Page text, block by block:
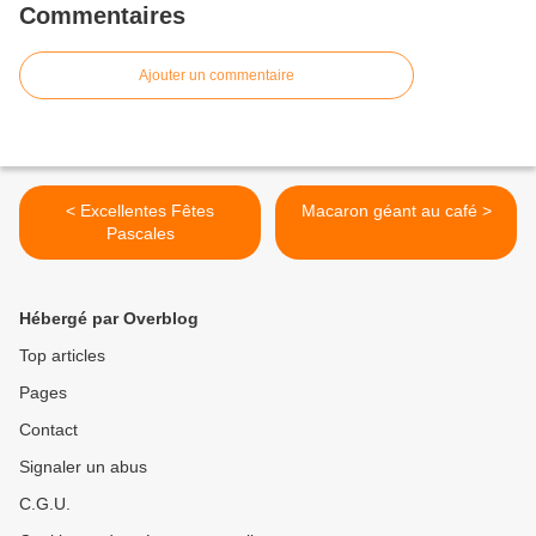
Commentaires
Ajouter un commentaire
< Excellentes Fêtes
Pascales
Macaron géant au café >
Hébergé par Overblog
Top articles
Pages
Contact
Signaler un abus
C.G.U.